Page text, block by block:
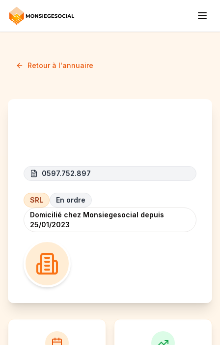
Retour à l'annuaire
0597.752.897
SRL
En ordre
Domicilié chez Monsiegesocial depuis
25/01/2023